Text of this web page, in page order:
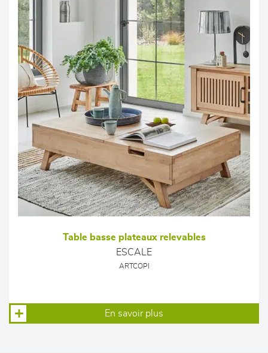
Table basse plateaux relevables
ESCALE
ARTCOPI
En savoir plus